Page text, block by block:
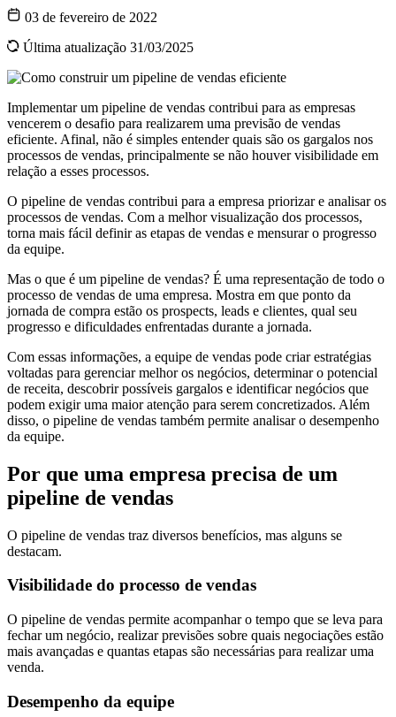
03 de fevereiro de 2022
Última atualização 31/03/2025
Implementar um pipeline de vendas contribui para as empresas
vencerem o desafio para realizarem uma previsão de vendas
eficiente. Afinal, não é simples entender quais são os gargalos nos
processos de vendas, principalmente se não houver visibilidade em
relação a esses processos.
O pipeline de vendas contribui para a empresa priorizar e analisar os
processos de vendas. Com a melhor visualização dos processos,
torna mais fácil definir as etapas de vendas e mensurar o progresso
da equipe.
Mas o que é um pipeline de vendas? É uma representação de todo o
processo de vendas de uma empresa. Mostra em que ponto da
jornada de compra estão os prospects, leads e clientes, qual seu
progresso e dificuldades enfrentadas durante a jornada.
Com essas informações, a equipe de vendas pode criar estratégias
voltadas para gerenciar melhor os negócios, determinar o potencial
de receita, descobrir possíveis gargalos e identificar negócios que
podem exigir uma maior atenção para serem concretizados. Além
disso, o pipeline de vendas também permite analisar o desempenho
da equipe.
Por que uma empresa precisa de um
pipeline de vendas
O pipeline de vendas traz diversos benefícios, mas alguns se
destacam.
Visibilidade do processo de vendas
O pipeline de vendas permite acompanhar o tempo que se leva para
fechar um negócio, realizar previsões sobre quais negociações estão
mais avançadas e quantas etapas são necessárias para realizar uma
venda.
Desempenho da equipe